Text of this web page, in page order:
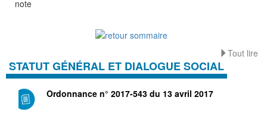
Tout lire
STATUT GÉNÉRAL ET DIALOGUE SOCIAL
Ordonnance n° 2017-543 du 13 avril 2017